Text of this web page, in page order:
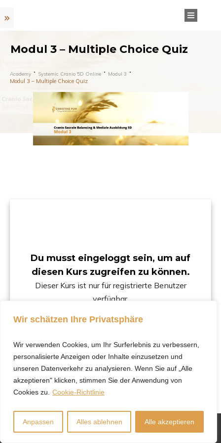
Wir schätzen Ihre Privatsphäre
Wir verwenden Cookies, um Ihr Surferlebnis zu verbessern,
personalisierte Anzeigen oder Inhalte einzusetzen und
unseren Datenverkehr zu analysieren. Wenn Sie auf „Alle
akzeptieren" klicken, stimmen Sie der Anwendung von
Cookies zu.
Cookie-Richtlinie
Anpassen Alles ablehnen Alle akzeptieren
Modul 3 – Multiple Choice Quiz
Academy Systemic Cranio 5D Online Modul 3
Modul 3 – Multiple Choice Quiz
Du musst eingeloggt sein, um auf
diesen Kurs zugreifen zu können.
Dieser Kurs ist nur für registrierte Benutzer
verfügbar.
einzuloggen.